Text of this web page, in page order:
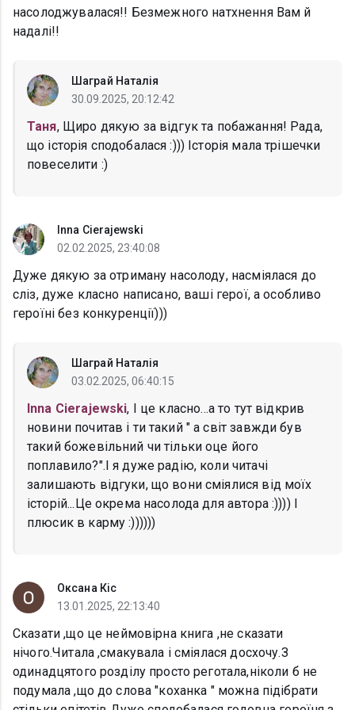
насолоджувалася!! Безмежного натхнення Вам й
надалі!!
Шаграй Наталія
30.09.2025, 20:12:42
Таня, Щиро дякую за відгук та побажання! Рада,
що історія сподобалася :))) Історія мала трішечки
повеселити :)
Inna Cierajewski
02.02.2025, 23:40:08
Дуже дякую за отриману насолоду, насміялася до
сліз, дуже класно написано, ваші герої, а особливо
героїні без конкуренції)))
Шаграй Наталія
03.02.2025, 06:40:15
Inna Cierajewski, І це класно...а то тут відкрив
новини почитав і ти такий " а світ завжди був
такий божевільний чи тільки оце його
поплавило?".І я дуже радію, коли читачі
залишають відгуки, що вони сміялися від моїх
історій...Це окрема насолода для автора :)))) І
плюсик в карму :))))))
Оксана Кіс
13.01.2025, 22:13:40
Сказати ,що це неймовірна книга ,не сказати
нічого.Читала ,смакувала і сміялася досхочу.З
одинадцятого розділу просто реготала,ніколи б не
подумала ,що до слова "коханка " можна підібрати